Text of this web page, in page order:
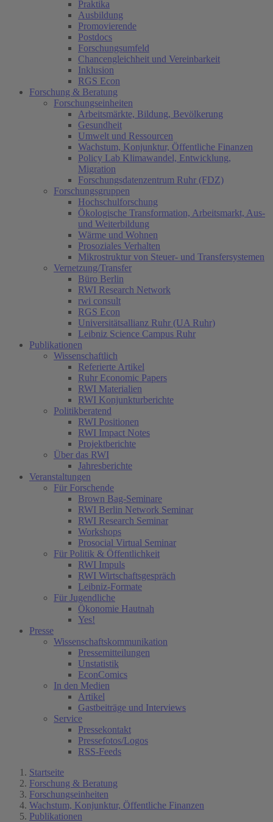
Praktika
Ausbildung
Promovierende
Postdocs
Forschungsumfeld
Chancengleichheit und Vereinbarkeit
Inklusion
RGS Econ
Forschung & Beratung
Forschungseinheiten
Arbeitsmärkte, Bildung, Bevölkerung
Gesundheit
Umwelt und Ressourcen
Wachstum, Konjunktur, Öffentliche Finanzen
Policy Lab Klimawandel, Entwicklung,
Migration
Forschungsdatenzentrum Ruhr (FDZ)
Forschungsgruppen
Hochschulforschung
Ökologische Transformation, Arbeitsmarkt, Aus-
und Weiterbildung
Wärme und Wohnen
Prosoziales Verhalten
Mikrostruktur von Steuer- und Transfersystemen
Vernetzung/Transfer
Büro Berlin
RWI Research Network
rwi consult
RGS Econ
Universitätsallianz Ruhr (UA Ruhr)
Leibniz Science Campus Ruhr
Publikationen
Wissenschaftlich
Referierte Artikel
Ruhr Economic Papers
RWI Materialien
RWI Konjunkturberichte
Politikberatend
RWI Positionen
RWI Impact Notes
Projektberichte
Über das RWI
Jahresberichte
Veranstaltungen
Für Forschende
Brown Bag-Seminare
RWI Berlin Network Seminar
RWI Research Seminar
Workshops
Prosocial Virtual Seminar
Für Politik & Öffentlichkeit
RWI Impuls
RWI Wirtschaftsgespräch
Leibniz-Formate
Für Jugendliche
Ökonomie Hautnah
Yes!
Presse
Wissenschaftskommunikation
Pressemitteilungen
Unstatistik
EconComics
In den Medien
Artikel
Gastbeiträge und Interviews
Service
Pressekontakt
Pressefotos/Logos
RSS-Feeds
Startseite
Forschung & Beratung
Forschungseinheiten
Wachstum, Konjunktur, Öffentliche Finanzen
Publikationen